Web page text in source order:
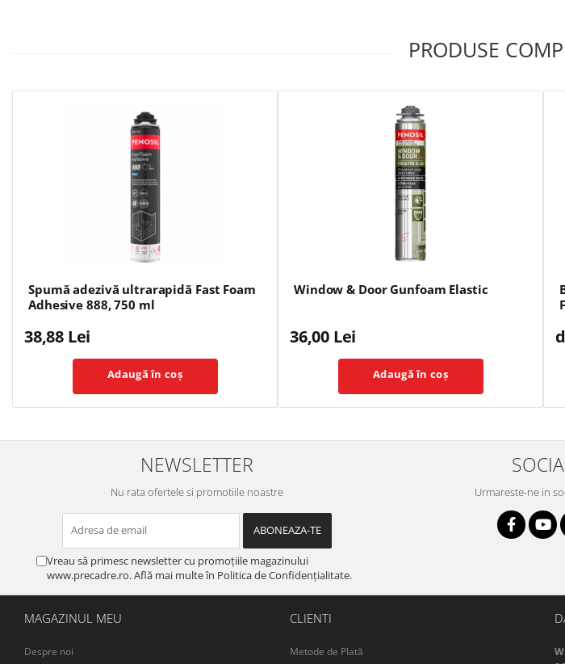
PRODUSE
Spumă adezivă ultrarapidă Fast Foam
Adhesive 888, 750 ml
38,88 Lei
Adaugă în coș
Window & Door Gunfoam Elastic
36,00 Lei
Adaugă în coș
NEWSLETTER
Nu rata ofertele si promotiile noastre
Vreau să primesc newsletter cu promoțiile magazinului
www.precadre.ro. Află mai multe în Politica de Confidențialitate.
Urmareste-ne in
MAGAZINUL MEU
Despre noi
CLIENTI
Metode de Plată